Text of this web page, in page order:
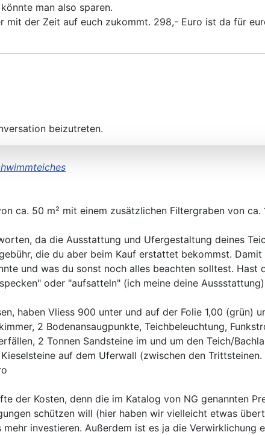
man also sparen.
mit der Zeit auf euch zukommt. 298,- Euro ist da für
beizutreten.
ca. 50 m² mit einem zusätzlichen Filtergraben von ca.
da die Ausstattung und Ufergestaltung deines
die du aber beim Kauf erstattet bekommst.
und was du sonst noch alles beachten solltest.
oder "aufsatteln" (ich meine deine
haben Vliess 900 unter und auf der Folie 1,00
2 Bodenansaugpunkte, Teichbeleuchtung,
2 Tonnen Sandsteine im und um den Teich/
auf dem Uferwall (zwischen den
der Kosten, denn die im Katalog von NG genannten
schützen will (hier haben wir vielleicht etwas
investieren. Außerdem ist es ja die Verwirklichung